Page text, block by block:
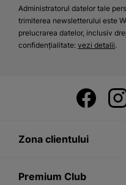
Administratorul datelor tale
trimiterea newsletterului este
prelucrarea datelor, inclusiv
confidențialitate: vezi detalii.
Zona clientului
Premium Club